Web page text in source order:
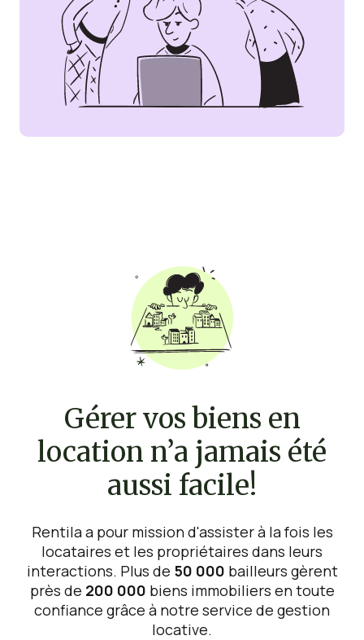
Gérer vos biens en
location n’a jamais été
aussi facile!
Rentila a pour mission d'assister à la fois les
locataires et les propriétaires dans leurs
interactions. Plus de 50 000 bailleurs gèrent
près de 200 000 biens immobiliers en toute
confiance grâce à notre service de gestion
locative.